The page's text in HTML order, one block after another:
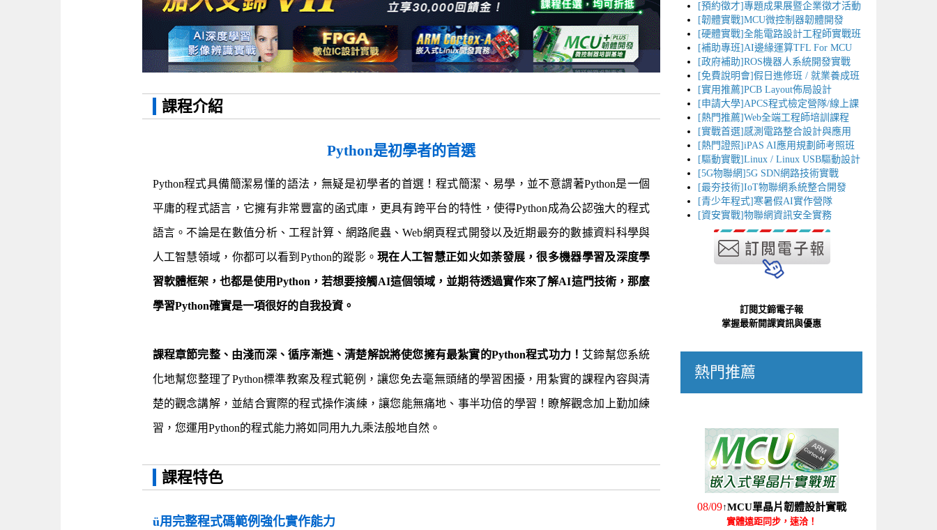
課程介紹
Python是初學者的首選
Python程式具備簡潔易懂的語法，無疑是初學者的首選！程式簡潔、易學，並不意謂著Python是一個
平庸的程式語言，它擁有非常豐富的函式庫，更具有跨平台的特性，使得Python成為公認強大的程式
語言。不論是在數值分析、工程計算、網路爬蟲、Web網頁程式開發以及近期最夯的數據資料科學與
人工智慧領域，你都可以看到Python的蹤影。現在人工智慧正如火如荼發展，很多機器學習及深度學
習軟體框架，也都是使用Python，若想要接觸AI這個領域，並期待透過實作來了解AI這門技術，那麼
學習Python確實是一項很好的自我投資。
課程章節完整、由淺而深、循序漸進、清楚解說將使您擁有最紮實的Python程式功力！ 艾鍗幫您系統
化地幫您整理了Python標準教案及程式範例，讓您免去毫無頭緒的學習困擾，用紮實的課程內容與清
楚的觀念講解，並結合實際的程式操作演練，讓您能無痛地、事半功倍的學習！瞭解觀念加上勤加練
習，您運用Python的程式能力將如同用九九乘法般地自然。
課程特色
ü用完整程式碼範例強化實作能力
[預約徵才]專題成果展暨企業徵才活動
[韌體實戰]MCU微控制器韌體開發
[硬體實戰]全能電路設計工程師實戰班
[補助專班]AI邊緣運算TFL For MCU
[政府補助]ROS機器人系統開發實戰
[免費說明會]假日進修班 / 就業養成班
[實用推薦]PCB Layout佈局設計
[申請大學]APCS程式檢定營隊/線上課
[熱門推薦]Web全端工程師培訓課程
[實戰首選]感測電路整合設計與應用
[熱門證照]iPAS AI應用規劃師考照班
[驅動實戰]Linux / Linux USB驅動設計
[5G物聯網]5G SDN網路技術實戰
[最夯技術]IoT物聯網系統整合開發
[青少年程式]寒暑假AI實作營隊
[資安實戰]物聯網資訊安全實務
訂閱艾鍗電子報
掌握最新開課資訊與優惠
熱門推薦
08/09↑MCU單晶片韌體設計實戰
實體遠距同步，速洽！